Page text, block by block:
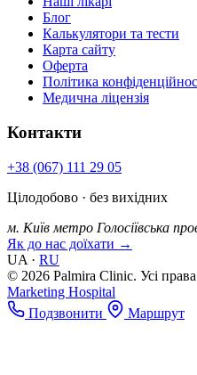
Блог
Калькулятори та тести
Карта сайту
Оферта
Політика
Медична ліцензія
Контакти
+38 (067) 111 29 05
Цілодобово · без вихідних
м. Київ метро Голосіївська
Як до нас доїхати →
UA · RU
© 2026 Palmira Clinic. Усі
Marketing Hospital
Подзвонити
Маршрут